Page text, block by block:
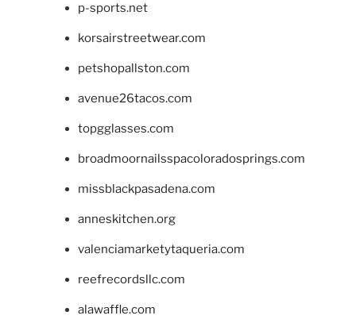
p-sports.net
korsairstreetwear.com
petshopallston.com
avenue26tacos.com
topgglasses.com
broadmoornailsspacoloradosprings.com
missblackpasadena.com
anneskitchen.org
valenciamarketytaqueria.com
reefrecordsllc.com
alawaffle.com